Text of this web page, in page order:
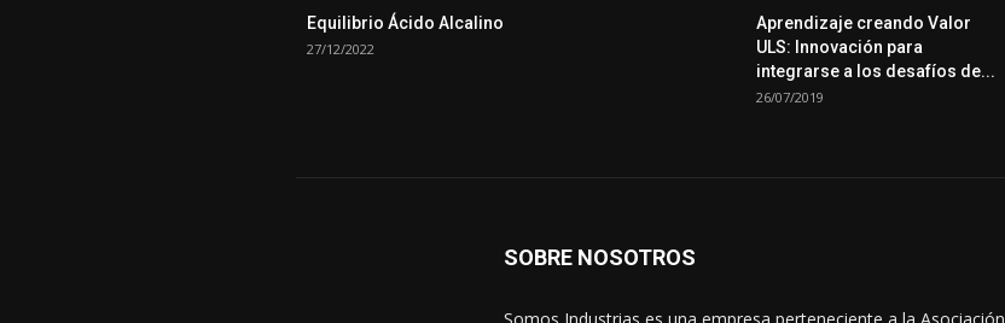
Equilibrio Ácido Alcalino
27/12/2022
Aprendizaje creando Valor
ULS: Innovación para
integrarse a los desafíos de...
26/07/2019
SOBRE NOSOTROS